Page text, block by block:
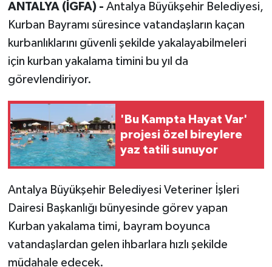
ANTALYA (İGFA) - Antalya Büyükşehir Belediyesi,
Kurban Bayramı süresince vatandaşların kaçan
kurbanlıklarını güvenli şekilde yakalayabilmeleri
için kurban yakalama timini bu yıl da
görevlendiriyor.
'Bu Kampta Hayat Var'
projesi özel bireylere
yaz tatili sunuyor
Antalya Büyükşehir Belediyesi Veteriner İşleri
Dairesi Başkanlığı bünyesinde görev yapan
Kurban yakalama timi, bayram boyunca
vatandaşlardan gelen ihbarlara hızlı şekilde
müdahale edecek.